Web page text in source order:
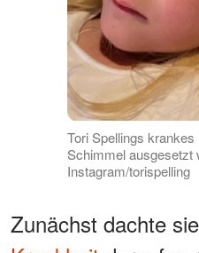
Tori Spellings
Schimmel ausgesetzt
Instagram/torispelling
Zunächst dachte